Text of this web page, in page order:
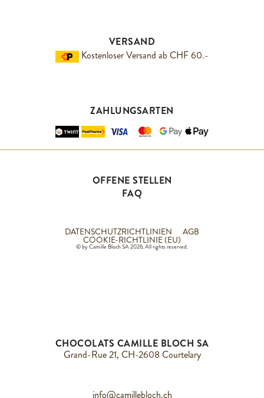
VERSAND
Kostenloser Versand ab CHF 60.-
ZAHLUNGSARTEN
OFFENE STELLEN
FAQ
DATENSCHUTZRICHTLINIEN AGB
COOKIE-RICHTLINIE (EU)
© by Camille Bloch SA 2026. All rights reserved.
CHOCOLATS CAMILLE BLOCH SA
Grand-Rue 21, CH-2608 Courtelary
info@camillebloch.ch